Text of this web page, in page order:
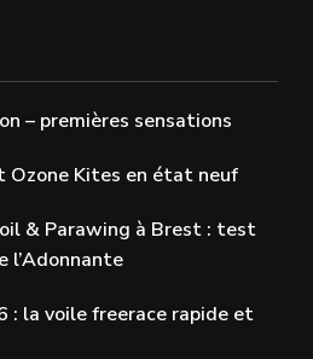
– premières sensations
Ozone Kites en état neuf
& Parawing à Brest : test
l’Adonnante
: la voile freerace rapide et